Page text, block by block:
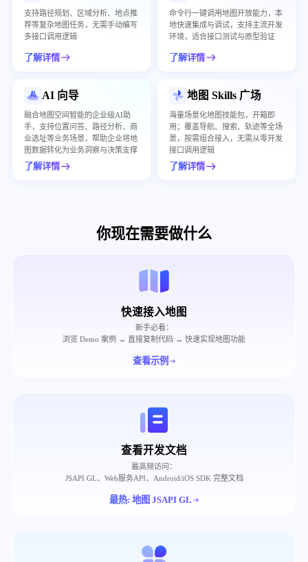
支持路径规划、区域分析、地点推
荐等复杂地图任务，无需手动编写
多接口调用逻辑
了解详情
命令行一键调用地图开放能力，本
地快速集成与调试，支持主流开发
环境，适合接口测试与原型验证
了解详情
AI 向导
融合地图空间智能的企业级AI助
手，支持位置问答、路径分析、商
业选址等业务场景，帮助企业将地
图数据转化为业务洞察与决策支撑
了解详情
地图 Skills 广场
海量场景化地图技能包，开箱即
用；覆盖导航、搜索、轨迹等全场
景，按需组合接入，无需从零开发
接口调用逻辑
了解详情
你现在需要做什么
快速接入地图
新手必看：
浏览 Demo 案例 → 直接复制代码 → 快速实现地图功能
查看示例
查看开发文档
最高频访问：
JSAPI GL、Web服务API、Android/iOS SDK 完整文档
最热: 地图 JSAPI GL